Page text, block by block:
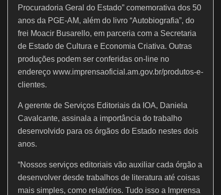
Procuradoria Geral do Estado” comemorativa dos 50
anos da PGE-AM, além do livro “Autobiografia”, do
frei Moacir Busarello, em parceria com a Secretaria
de Estado de Cultura e Economia Criativa. Outras
produções podem ser conferidas on-line no
endereço www.imprensaoficial.am.gov.br/produtos-e-
clientes.
A gerente de Serviços Editoriais da IOA, Daniela
Cavalcante, assinala a importância do trabalho
desenvolvido para os órgãos do Estado nestes dois
anos.
“Nossos serviços editoriais vão auxiliar cada órgão a
desenvolver desde trabalhos de literatura até coisas
mais simples, como relatórios. Tudo isso a Imprensa